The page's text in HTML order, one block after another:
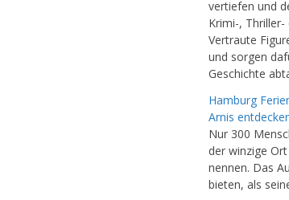
vertiefen und
Krimi-, Thriller-
Vertraute
und sorgen
Geschichte
Hamburg
Arnis
Nur 300
der winzige
nennen. Das
bieten, als